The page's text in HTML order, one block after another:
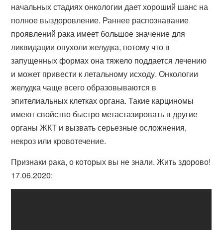
начальных стадиях онкологии дает хороший шанс на
полное выздоровление. Раннее распознавание
проявлений рака имеет большое значение для
ликвидации опухоли желудка, потому что в
запущенных формах она тяжело поддается лечению
и может привести к летальному исходу. Онкологии
желудка чаще всего образовываются в
эпителиальных клетках органа. Такие карциномы
имеют свойство быстро метастазировать в другие
органы ЖКТ и вызвать серьезные осложнения,
некроз или кровотечение.
Признаки рака, о которых вы не знали. Жить здорово!
17.06.2020: